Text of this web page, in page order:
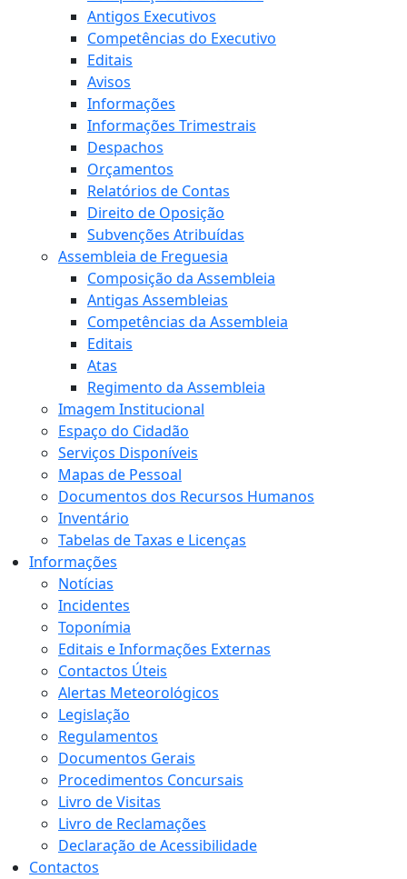
Antigos Executivos
Competências do Executivo
Editais
Avisos
Informações
Informações Trimestrais
Despachos
Orçamentos
Relatórios de Contas
Direito de Oposição
Subvenções Atribuídas
Assembleia de Freguesia
Composição da Assembleia
Antigas Assembleias
Competências da Assembleia
Editais
Atas
Regimento da Assembleia
Imagem Institucional
Espaço do Cidadão
Serviços Disponíveis
Mapas de Pessoal
Documentos dos Recursos Humanos
Inventário
Tabelas de Taxas e Licenças
Informações
Notícias
Incidentes
Toponímia
Editais e Informações Externas
Contactos Úteis
Alertas Meteorológicos
Legislação
Regulamentos
Documentos Gerais
Procedimentos Concursais
Livro de Visitas
Livro de Reclamações
Declaração de Acessibilidade
Contactos